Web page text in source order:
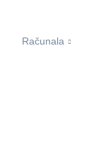
Računala